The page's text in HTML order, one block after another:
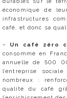
économique de
infrastructures
café, et donc sa
– Un café zéro
consommé en
annuelle de 500
l’entreprise
nombreux :
qualité du café